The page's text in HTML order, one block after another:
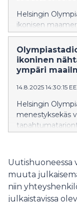
Helsingin
ikonisen
Stadionin,
käynnistyy.
kattaus
ikoninen
ympäri
14.8.2025 14:30:15
Helsingin
menestyksekäs
Uutishuoneessa
muuta
niin
julkaistavissa